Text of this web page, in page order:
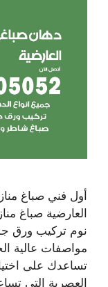
أول فني صباغ
العارضية صباغ
نوم تركيب ورق
مواصفات عالية
تساعدك على
العصرية التي